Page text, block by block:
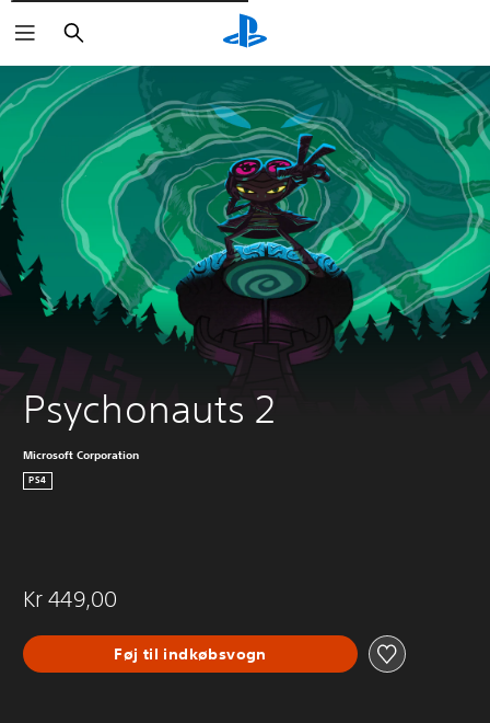
Søg
Psychonauts 2
Microsoft Corporation
PS4
Kr 449,00
Føj til indkøbsvogn